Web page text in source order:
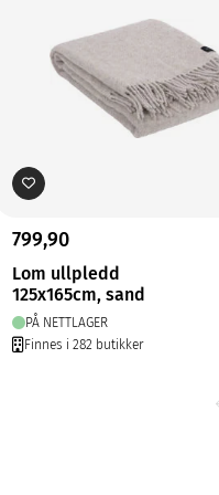
799,90
Lom ullpledd
125x165cm, sand
PÅ NETTLAGER
Finnes i 282 butikker